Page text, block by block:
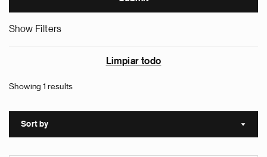
Show Filters
Limpiar todo
Showing 1 results
Sort by Sort